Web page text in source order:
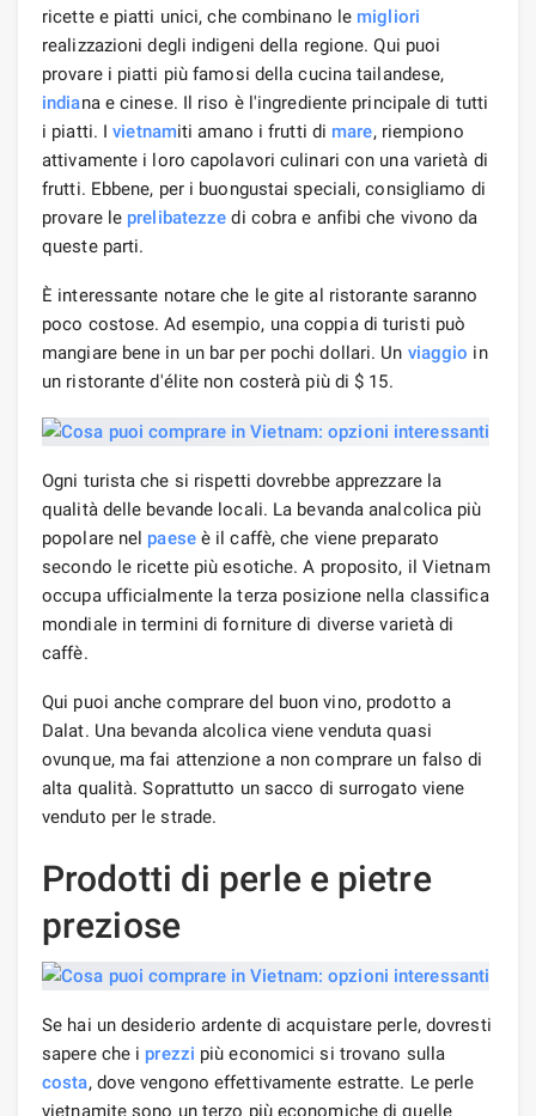
ricette e piatti unici, che combinano le migliori
realizzazioni degli indigeni della regione. Qui puoi
provare i piatti più famosi della cucina tailandese,
indiana e cinese. Il riso è l'ingrediente principale di tutti
i piatti. Ivietnamiti amano i frutti di mare, riempiono
attivamente i loro capolavori culinari con una varietà di
frutti. Ebbene, per i buongustai speciali, consigliamo di
provare le prelibatezze di cobra e anfibi che vivono da
queste parti.
È interessante notare che le gite al ristorante saranno
poco costose. Ad esempio, una coppia di turisti può
mangiare bene in un bar per pochi dollari. Un viaggio in
un ristorante d'élite non costerà più di $ 15.
Ogni turista che si rispetti dovrebbe apprezzare la
qualità delle bevande locali. La bevanda analcolica più
popolare nel paeseè il caffè, che viene preparato
secondo le ricette più esotiche. A proposito, il Vietnam
occupa ufficialmente la terza posizione nella classifica
mondiale in termini di forniture di diverse varietà di
caffè.
Qui puoi anche comprare del buon vino, prodotto a
Dalat. Una bevanda alcolica viene venduta quasi
ovunque, ma fai attenzione a non comprare un falso di
alta qualità. Soprattutto un sacco di surrogato viene
venduto per le strade.
Prodotti di perle e pietre
preziose
Se hai un desiderio ardente di acquistare perle, dovresti
sapere che i prezzi più economici si trovano sulla
costa, dove vengono effettivamente estratte. Le perle
vietnamite sono un terzo più economiche di quelle